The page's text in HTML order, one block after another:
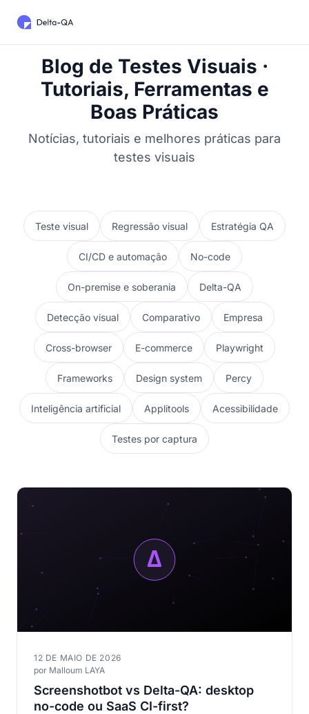
Blog de Testes Visuais ·
Tutoriais, Ferramentas e
Boas Práticas
Notícias, tutoriais e melhores práticas para
testes visuais
Teste visual Regressão visual Estratégia QA
CI/CD e automação No-code
On-premise e soberania Delta-QA
Detecção visual Comparativo Empresa
Cross-browser E-commerce Playwright
Frameworks Design system Percy
Inteligência artificial Applitools Acessibilidade
Testes por captura
12 DE MAIO DE 2026
por Malloum LAYA
Screenshotbot vs Delta-QA: desktop
no-code ou SaaS CI-first?